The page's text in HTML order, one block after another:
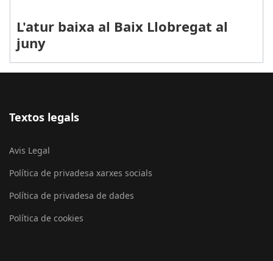
L'atur baixa al Baix Llobregat al
juny
Textos legals
Avis Legal
Política de privadesa xarxes socials
Política de privadesa de dades
Política de cookies